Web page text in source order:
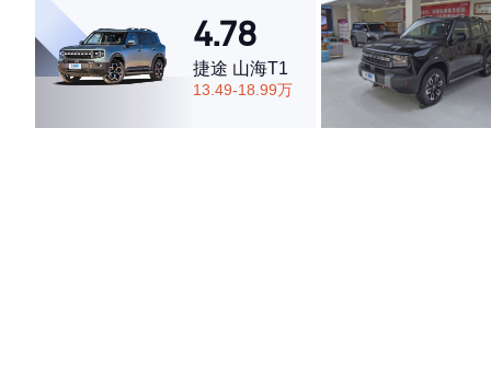
4.78
捷途 山海T1
13.49-18.99万